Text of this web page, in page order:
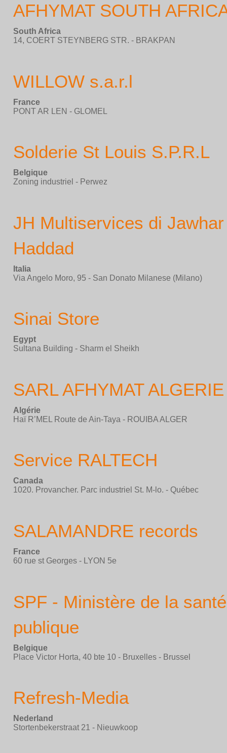
AFHYMAT SOUTH
South Africa
14, COERT STEYNBERG STR. - BRAKPAN
WILLOW s.a.r.l
France
PONT AR LEN - GLOMEL
Solderie St Louis S.P.R.L
Belgique
Zoning industriel - Perwez
JH Multiservices di Jawhar
Haddad
Italia
Via Angelo Moro, 95 - San Donato Milanese (Milano)
Sinai Store
Egypt
Sultana Building - Sharm el Sheikh
SARL AFHYMAT ALGERIE
Algérie
Haï R’MEL Route de Ain-Taya - ROUIBA ALGER
Service RALTECH
Canada
1020. Provancher. Parc industriel St. M-lo. - Québec
SALAMANDRE records
France
60 rue st Georges - LYON 5e
SPF - Ministère de la santé
publique
Belgique
Place Victor Horta, 40 bte 10 - Bruxelles - Brussel
Refresh-Media
Nederland
Stortenbekerstraat 21 - Nieuwkoop